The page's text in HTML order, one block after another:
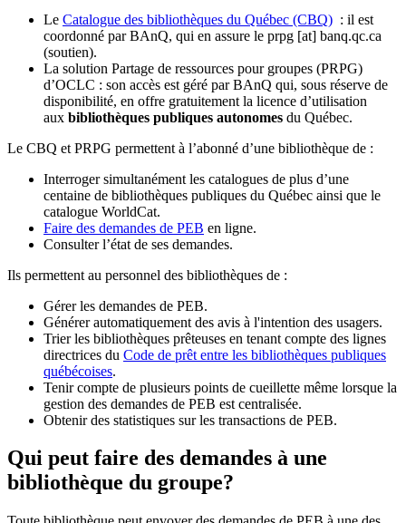
Le Catalogue des bibliothèques du Québec (CBQ) : il est
coordonné par BAnQ, qui en assure le prpg [at] banq.qc.ca
(soutien).
La solution Partage de ressources pour groupes (PRPG)
d’OCLC : son accès est géré par BAnQ qui, sous réserve de
disponibilité, en offre gratuitement la licence d’utilisation
aux bibliothèques publiques autonomes du Québec.
Le CBQ et PRPG permettent à l’abonné d’une bibliothèque de :
Interroger simultanément les catalogues de plus d’une
centaine de bibliothèques publiques du Québec ainsi que le
catalogue WorldCat.
Faire des demandes de PEB en ligne.
Consulter l’état de ses demandes.
Ils permettent au personnel des bibliothèques de :
Gérer les demandes de PEB.
Générer automatiquement des avis à l'intention des usagers.
Trier les bibliothèques prêteuses en tenant compte des lignes
directrices du Code de prêt entre les bibliothèques publiques
québécoises.
Tenir compte de plusieurs points de cueillette même lorsque la
gestion des demandes de PEB est centralisée.
Obtenir des statistiques sur les transactions de PEB.
Qui peut faire des demandes à une
bibliothèque du groupe?